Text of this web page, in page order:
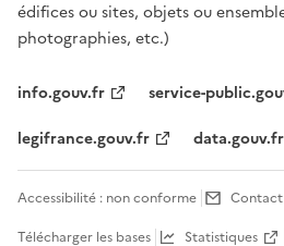
édifices ou sites, objets ou
photographies, etc.)
info.gouv.fr
service-
legifrance.gouv.fr
data.gouv.fr
Accessibilité : non conforme Contact
Télécharger les bases
Statistiques